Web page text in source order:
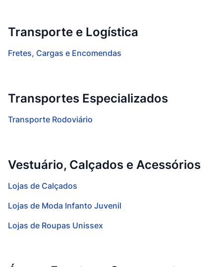
Transporte e Logística
Fretes, Cargas e Encomendas
Transportes Especializados
Transporte Rodoviário
Vestuário, Calçados e Acessórios
Lojas de Calçados
Lojas de Moda Infanto Juvenil
Lojas de Roupas Unissex